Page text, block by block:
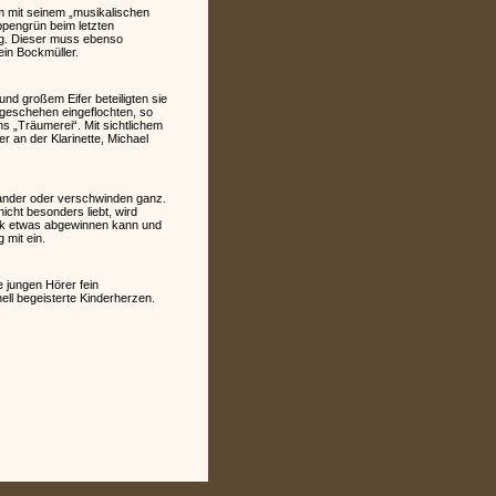
mit seinem „musikalischen
beim letzten
Dieser muss ebenso
Bockmüller.
großem Eifer beteiligten sie
eingeflochten, so
„Träumerei“. Mit sichtlichem
an der Klarinette, Michael
oder verschwinden ganz.
besonders liebt, wird
etwas abgewinnen kann und
mit ein.
jungen Hörer fein
begeisterte Kinderherzen.